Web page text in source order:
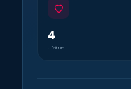
4
J’aime